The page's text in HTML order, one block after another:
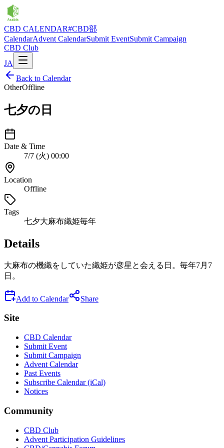
CBD CALENDAR#CBD部
CalendarAdvent CalendarSubmit EventSubmit Campaign
CBD Club
JA
Back to Calendar
OtherOffline
七夕の日
Date & Time
7/7 (火) 00:00
Location
Offline
Tags
七夕大麻布織姫毎年
Details
大麻布の機織をしていた織姫が彦星と会える日。毎年7月7
日。
Add to Calendar Share
Site
CBD Calendar
Submit Event
Submit Campaign
Advent Calendar
Past Events
Subscribe Calendar (iCal)
Notices
Community
CBD Club
Advent Participation Guidelines